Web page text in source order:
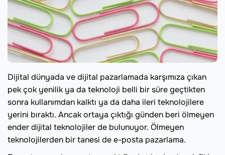
Dijital dünyada ve dijital pazarlamada karşımıza çıkan
pek çok yenilik ya da teknoloji belli bir süre geçtikten
sonra kullanımdan kalktı ya da daha ileri teknolojilere
yerini bıraktı. Ancak ortaya çıktığı günden beri ölmeyen
ender dijital teknolojiler de bulunuyor. Ölmeyen
teknolojilerden bir tanesi de e-posta pazarlama.